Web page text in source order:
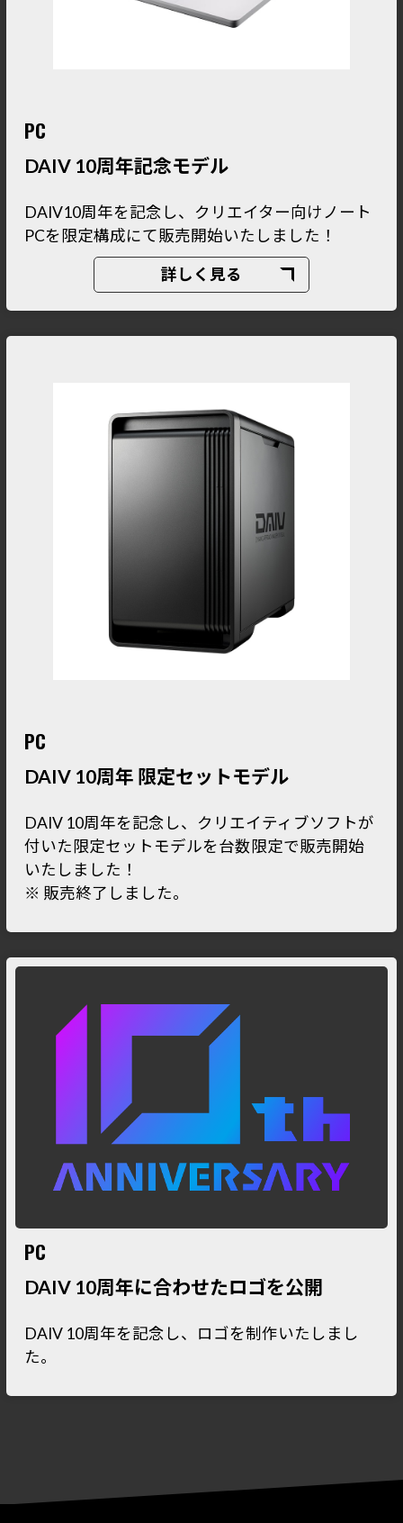
PC
DAIV 10周年記念モデル
DAIV10周年を記念し、クリエイター向けノート
PCを限定構成にて販売開始いたしました！
詳しく見る
PC
DAIV 10周年 限定セットモデル
DAIV 10周年を記念し、クリエイティブソフトが
付いた限定セットモデルを台数限定で販売開始
いたしました！
※ 販売終了しました。
PC
DAIV 10周年に合わせたロゴを公開
DAIV 10周年を記念し、ロゴを制作いたしまし
た。